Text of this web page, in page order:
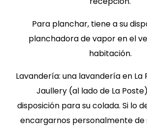
Para planchar, tiene a su
planchadora de vapor en el
habitación.
Lavandería: una lavandería en La
Jaullery (al lado de La
disposición para su colada. Si lo
encargarnos personalmente de